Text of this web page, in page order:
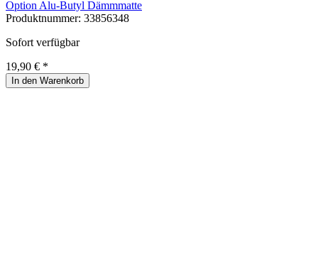
Option Alu-Butyl Dämmmatte
Produktnummer: 33856348
Sofort verfügbar
19,90 € *
In den Warenkorb